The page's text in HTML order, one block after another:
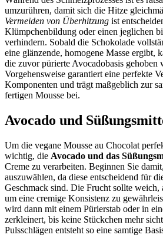
umzurühren, damit sich die Hitze
Vermeiden von Überhitzung ist
Klümpchenbildung oder einen jeglichen
verhindern. Sobald die Schokolade
eine glänzende, homogene Masse ergibt,
die zuvor pürierte Avocadobasis gehoben
Vorgehensweise garantiert eine perfekte
Komponenten und trägt maßgeblich zur
fertigen Mousse bei.
Avocado und
Um die vegane Mousse au Chocolat
wichtig, die Avocado und das
Creme zu verarbeiten. Beginnen Sie
auszuwählen, da diese entscheidend für
Geschmack sind. Die Frucht sollte weich,
um eine cremige Konsistenz zu
wird dann mit einem Pürierstab oder in
zerkleinert, bis keine Stückchen mehr
Pulsschlägen entsteht so eine samtige